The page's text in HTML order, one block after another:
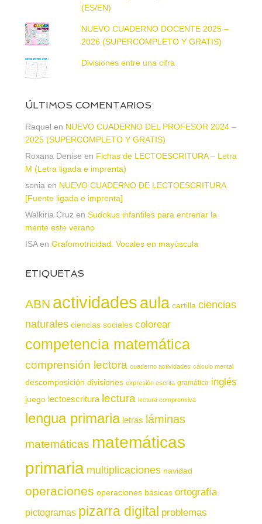
(ES/EN)
NUEVO CUADERNO DOCENTE 2025 –
2026 (SUPERCOMPLETO Y GRATIS)
Divisiones entre una cifra
ÚLTIMOS COMENTARIOS
Raquel en NUEVO CUADERNO DEL PROFESOR 2024 –
2025 (SUPERCOMPLETO Y GRATIS)
Roxana Denise en Fichas de LECTOESCRITURA – Letra
M (Letra ligada e imprenta)
sonia en NUEVO CUADERNO DE LECTOESCRITURA
[Fuente ligada e imprenta]
Walkiria Cruz en Sudokus infantiles para entrenar la
mente este verano
ISAen Grafomotricidad. Vocales en mayúscula
ETIQUETAS
ABN actividadesaula cartilla ciencias
naturales ciencias sociales colorear
competencia matemática
comprensión lectora cuaderno actividades cálculo mental
descomposición divisiones expresión escrita gramática inglés
juego lectoescritura lectura lectura comprensiva
lengua primaria letras láminas
matemáticas matemáticas
primaria multiplicaciones navidad
operaciones operaciones básicas ortografía
pictogramas pizarra digital problemas